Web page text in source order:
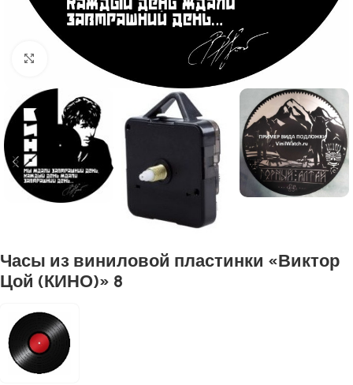
Нажмите, чтобы увеличить
Часы из виниловой пластинки «Виктор
Цой (КИНО)» 8